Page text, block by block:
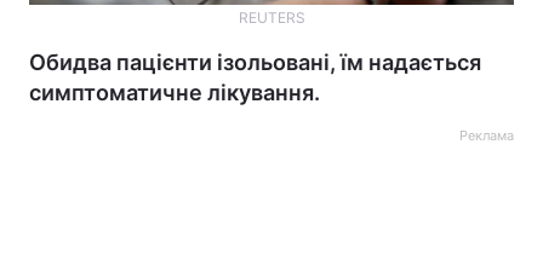
REUTERS
Обидва пацієнти ізольовані, їм надається
симптоматичне лікування.
Реклама